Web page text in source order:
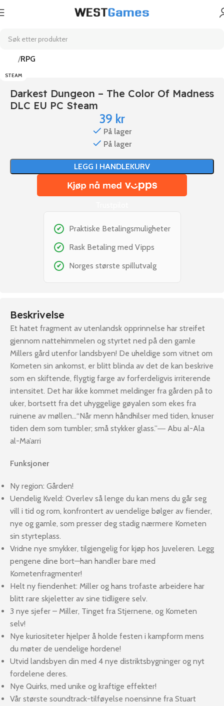
RPG
STEAM
Darkest Dungeon – The Color Of Madness
DLC EU PC Steam
39 kr
På lager
På lager
LEGG I HANDLEKURV
✔ Praktiske Betalingsmuligheter
✔ Rask Betaling med Vipps
✔ Norges største spillutvalg
Beskrivelse
Et hatet fragment av utenlandsk opprinnelse har streifet
gjennom nattehimmelen og styrtet ned på den gamle
Millers gård utenfor landsbyen! De uheldige som vitnet om
Kometen sin ankomst, er blitt blinda av det de kan beskrive
som en skiftende, flygtig farge av forferdeligvis irriterende
intensitet. Det har ikke kommet meldinger fra gården på to
uker, bortsett fra det uhyggelige gøyalen som ekes fra
ruinene av møllen…“Når menn håndhilser med tiden, knuser
tiden dem som tumbler; små stykker glass.”― Abu al-Ala
al-Ma’arri
Funksjoner
Ny region: Gården!
Uendelig Kveld: Overlev så lenge du kan mens du går seg
vill i tid og rom, konfrontert av uendelige bølger av fiender,
nye og gamle, som presser deg stadig nærmere Kometen
sin styrteplass.
Vridne nye smykker, tilgjengelig for kjøp hos Juveleren. Legg
pengene dine bort—han handler bare med
Kometenfragmenter!
Helt ny fiendenhet: Miller og hans trofaste arbeidere har
blitt rare skjeletter av sine tidligere selv.
3 nye sjefer – Miller, Tinget fra Stjernene, og Kometen
selv!
Nye kuriositeter hjelper å holde festen i kampform mens
du møter de uendelige hordene!
Utvid landsbyen din med 4 nye distriktsbygninger og nyt
fordelene deres.
Nye Quirks, med unike og kraftige effekter!
Vår største soundtrack-tilføyelse noensinne fra Stuart